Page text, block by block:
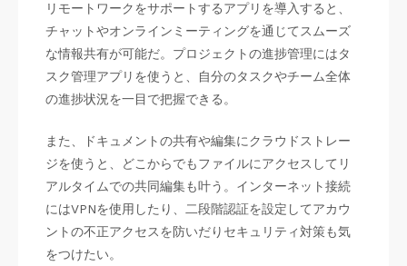
リモートワークをサポートするアプリを導入すると、
チャットやオンラインミーティングを通じてスムーズ
な情報共有が可能だ。プロジェクトの進捗管理にはタ
スク管理アプリを使うと、自分のタスクやチーム全体
の進捗状況を一目で把握できる。
また、ドキュメントの共有や編集にクラウドストレー
ジを使うと、どこからでもファイルにアクセスしてリ
アルタイムでの共同編集も叶う。インターネット接続
にはVPNを使用したり、二段階認証を設定してアカウ
ントの不正アクセスを防いだりセキュリティ対策も気
をつけたい。